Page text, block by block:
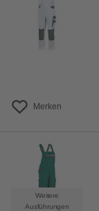
Merken
Weitere
Ausführungen